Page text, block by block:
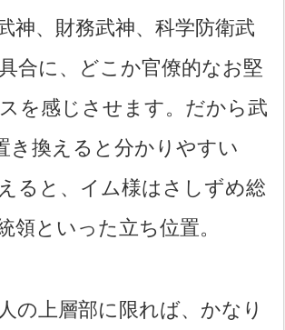
神、財務武神、科学防衛武
合に、どこか官僚的なお堅
を感じさせます。だから武
き換えると分かりやすい
ると、イム様はさしずめ総
領といった立ち位置。
の上層部に限れば、かなり